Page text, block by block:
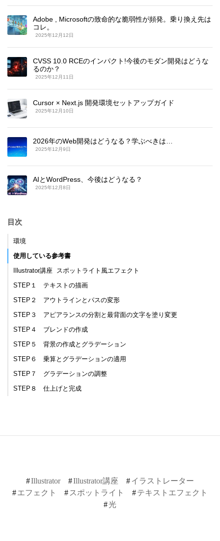
Adobe , Microsoftの致命的な脆弱性が頻発。乗り換え先は
コレ。
2025年12月12日
CVSS 10.0 RCEのインパクト!今後のモダン開発はどうな
るのか？
2025年12月11日
Cursor × Next.js 開発環境セットアップガイド
2025年12月10日
2026年のWeb開発はどうなる？学ぶべきは…
2025年12月9日
AIとWordPress、今後はどうなる？
2025年12月8日
目次
環境
使用している参考書
Illustrator講座 スポットライト風エフェクト
STEP１ テキストの描画
STEP２ アウトラインとパスの変形
STEP３ アピアランスの分割と最背面の文字を塗り変更
STEP４ ブレンドの作成
STEP５ 背景の作成とグラデーション
STEP６ 乗算とグラデーションの適用
STEP７ グラデーションの調整
STEP８ 仕上げと完成
Illustrator Illustrator講座
イラストレーター
エフェクト
スポットライト
テキストエフェクト
光